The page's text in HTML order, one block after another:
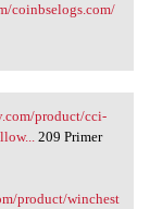
coinbselogs.com/
product/cci-
209 Primer
product/winchest